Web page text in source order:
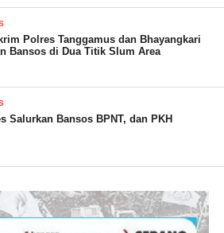
50 paket takjil, yang diserahkan secara
Polres Tanggamus dan Bhayangkari
Bansos di Dua Titik Slum Area
Salurkan Bansos BPNT, dan PKH